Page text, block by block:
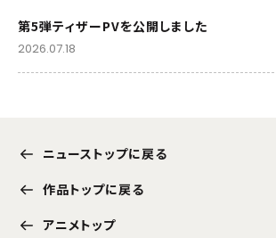
第5弾ティザーPVを公開しました
2026.07.18
ニューストップに戻る
作品トップに戻る
アニメトップ